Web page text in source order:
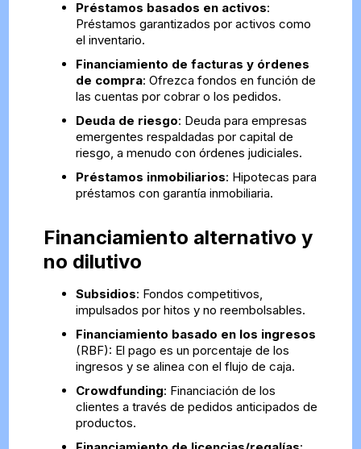
Préstamos basados en activos:
Préstamos garantizados por activos como
el inventario.
Financiamiento de facturas y órdenes
de compra: Ofrezca fondos en función de
las cuentas por cobrar o los pedidos.
Deuda de riesgo: Deuda para empresas
emergentes respaldadas por capital de
riesgo, a menudo con órdenes judiciales.
Préstamos inmobiliarios: Hipotecas para
préstamos con garantía inmobiliaria.
Financiamiento alternativo y
no dilutivo
Subsidios: Fondos competitivos,
impulsados por hitos y no reembolsables.
Financiamiento basado en los ingresos
(RBF): El pago es un porcentaje de los
ingresos y se alinea con el flujo de caja.
Crowdfunding: Financiación de los
clientes a través de pedidos anticipados de
productos.